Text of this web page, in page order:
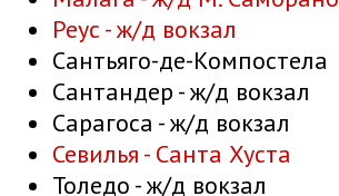
Реус - ж/д вокзал
Сантьяго-де-Компостела
Сантандер - ж/д вокзал
Сарагоса - ж/д вокзал
Севилья - Санта Хуста
Толедо - ж/д вокзал